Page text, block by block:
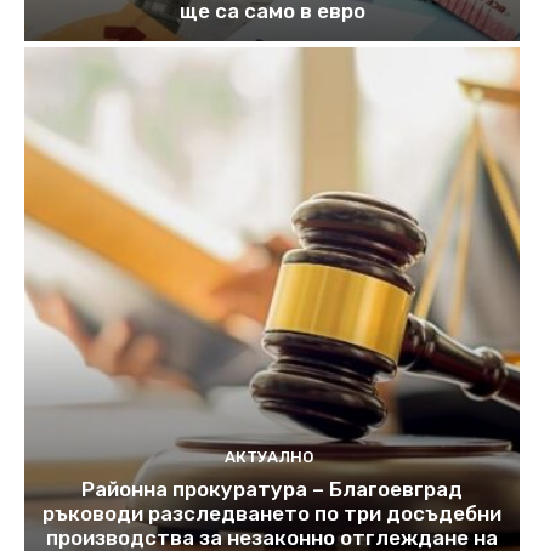
ще са само в евро
АКТУАЛНО
Районна прокуратура – Благоевград
ръководи разследването по три досъдебни
производства за незаконно отглеждане на